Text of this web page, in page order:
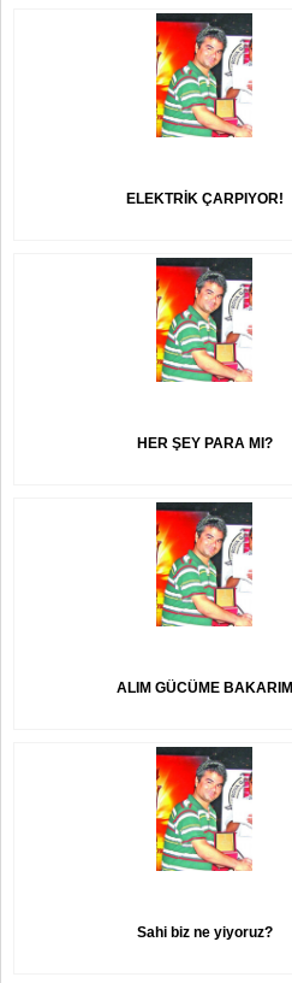
ELEKTRİK ÇARPIYOR!
HER ŞEY PARA MI?
ALIM GÜCÜME BAKARIM
Sahi biz ne yiyoruz?